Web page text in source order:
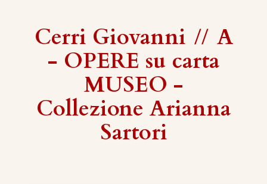
Cerri Giovanni // A
- OPERE su carta
MUSEO -
Collezione Arianna
Sartori